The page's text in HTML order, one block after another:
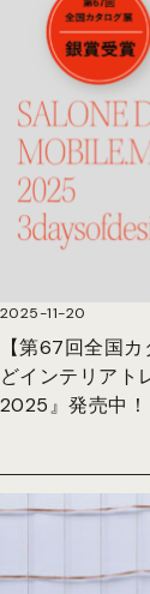
2025-11-20
【第67回全国
どインテリアト
2025』発売中！